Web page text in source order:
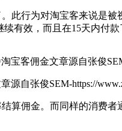
行为对淘宝客来说是被
有效，而且在15天内付款
宝客佣金文章源自张俊
源自张俊SEM-https://
佣金。而同样的消费者